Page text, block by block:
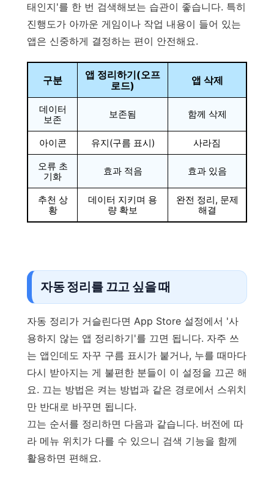
태인지'를 한 번 검색해보는 습관이 좋습니다. 특히
진행도가 아까운 게임이나 작업 내용이 들어 있는
앱은 신중하게 결정하는 편이 안전해요.
구분
앱 정리하기(오프
로드)
앱 삭제
데이터
보존
보존됨 함께 삭제
아이콘 유지(구름 표시)
사라짐
오류 초
기화
효과 적음 효과 있음
추천 상
황
데이터 지키며 용
량 확보
완전 정리, 문제
해결
자동 정리를 끄고 싶을 때
자동 정리가 거슬린다면 App Store 설정에서 '사
용하지 않는 앱 정리하기'를 끄면 됩니다. 자주 쓰
는 앱인데도 자꾸 구름 표시가 붙거나, 누를 때마다
다시 받아지는 게 불편한 분들이 이 설정을 끄곤 해
요. 끄는 방법은 켜는 방법과 같은 경로에서 스위치
만 반대로 바꾸면 됩니다.
끄는 순서를 정리하면 다음과 같습니다. 버전에 따
라 메뉴 위치가 다를 수 있으니 검색 기능을 함께
활용하면 편해요.